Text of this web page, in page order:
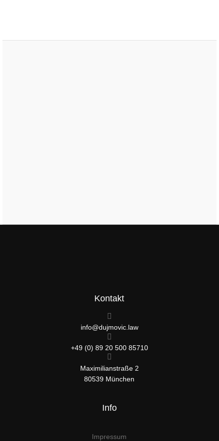
Kontakt
info@dujmovic.law
+49 (0) 89 20 500 85710
Maximilianstraße 2
80539 München
Info
Impressum